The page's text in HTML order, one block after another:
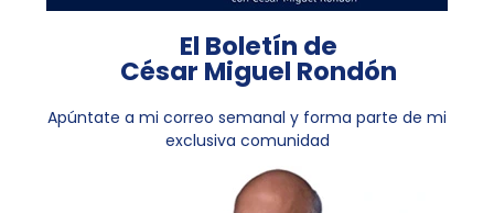
El Boletín de
César Miguel Rondón
Apúntate a mi correo semanal y forma parte de mi
exclusiva comunidad